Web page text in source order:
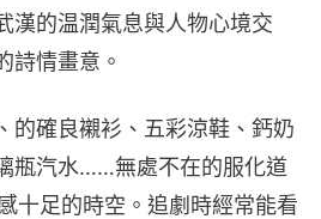
漢的温潤氣息與人物心境交
詩情畫意。
的確良襯衫、五彩涼鞋、鈣奶
瓶汽水……無處不在的服化道
十足的時空。追劇時經常能看